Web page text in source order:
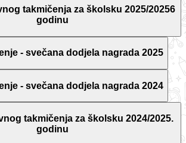
takmičenja za školsku 2025/20256
godinu
- svečana dodjela nagrada 2025
- svečana dodjela nagrada 2024
takmičenja za školsku 2024/2025.
godinu